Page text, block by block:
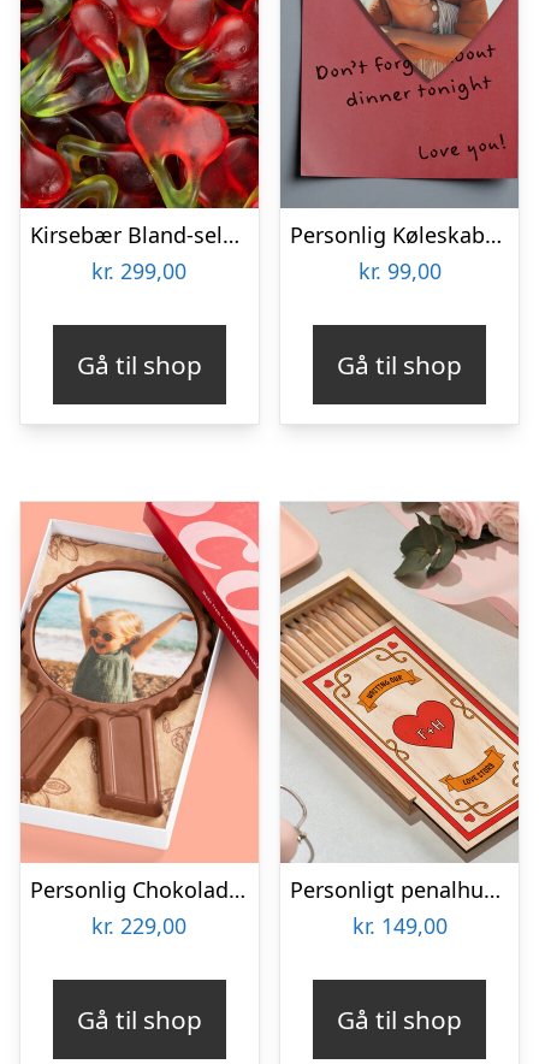
Kirsebær Bland-selv slik i kasser 2,4 kg
kr. 299,00
Gå til shop
Personlig Køleskabsmagnet med Foto – Hjerte
kr. 99,00
Gå til shop
Personlig Chokolademedalje med Billede
kr. 229,00
Gå til shop
Personligt penalhus med Retrodesign
kr. 149,00
Gå til shop